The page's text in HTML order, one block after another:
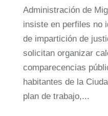
Administración de
insiste en perfiles no
de impartición de
solicitan organizar
comparecencias
habitantes de la
plan de trabajo,...